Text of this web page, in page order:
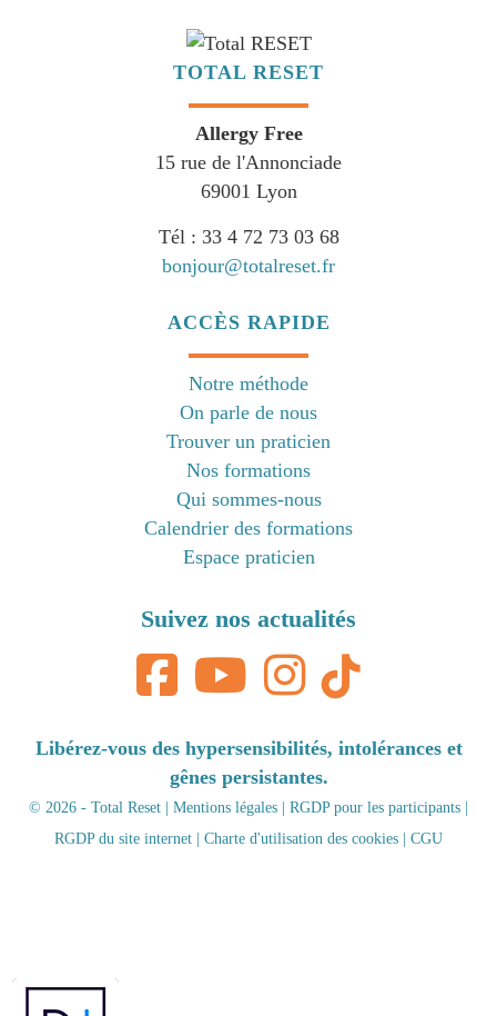
TOTAL RESET
Allergy Free
15 rue de l'Annonciade
69001 Lyon
Tél : 33 4 72 73 03 68
bonjour@totalreset.fr
ACCÈS RAPIDE
Notre méthode
On parle de nous
Trouver un praticien
Nos formations
Qui sommes-nous
Calendrier des formations
Espace praticien
Suivez nos actualités
Libérez-vous des hypersensibilités, intolérances et
gênes persistantes.
© 2026 - Total Reset | Mentions légales RGDP pour les participants
RGDP du site internet
Charte d'utilisation des cookies CGU